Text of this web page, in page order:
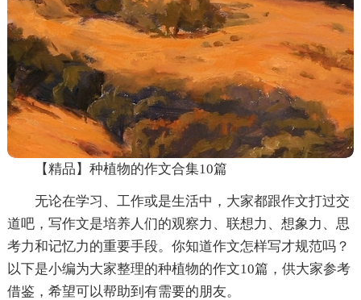
【精品】种植物的作文合集10篇
无论在学习、工作或是生活中，大家都跟作文打过交
道吧，写作文是培养人们的观察力、联想力、想象力、思
考力和记忆力的重要手段。你知道作文怎样写才规范吗？
以下是小编为大家整理的种植物的作文10篇，供大家参考
借鉴，希望可以帮助到有需要的朋友。